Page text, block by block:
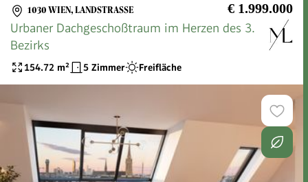
1030 WIEN, LANDSTRASSE € 1.999.000
Urbaner Dachgeschoßtraum im Herzen des 3.
Bezirks
154.72 m² 5 Zimmer Freifläche